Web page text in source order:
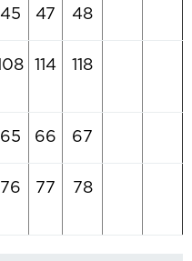
45 47 48
108 114 118
65 66 67
76 77 78